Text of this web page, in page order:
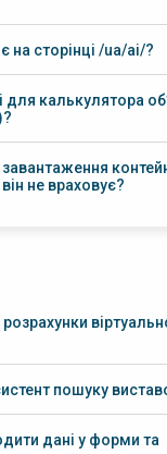
на сторінці /ua/ai/?
калькулятор
для калькулятора
м³,
не враховує?
сезонності, портів/
та страхування
пошуку
що
дані у форми та